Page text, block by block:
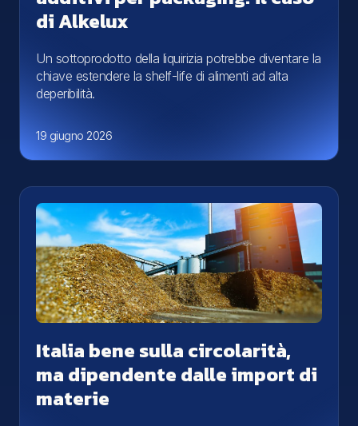
di Alkelux
Un sottoprodotto della liquirizia potrebbe diventare la
chiave estendere la shelf-life di alimenti ad alta
deperibilità.
19 giugno 2026
Italia bene sulla circolarità,
ma dipendente dalle import di
materie